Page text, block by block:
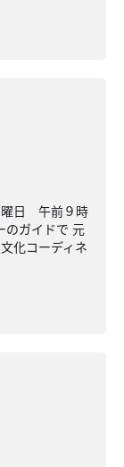
日 午前９時
ガイドで 元
化コーディネ